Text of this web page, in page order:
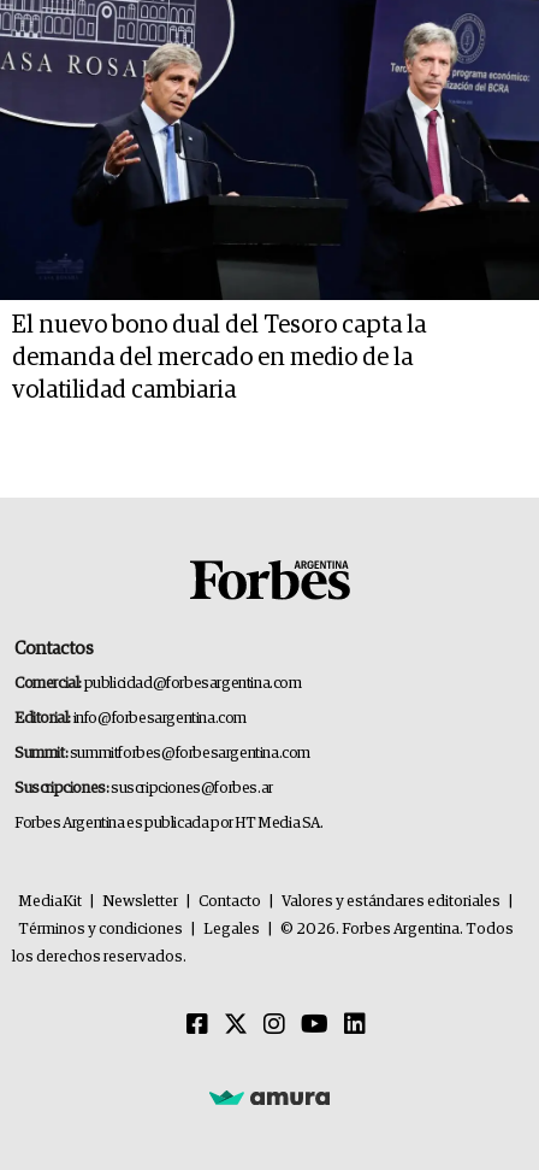
El nuevo bono dual del Tesoro capta la
demanda del mercado en medio de la
volatilidad cambiaria
Contactos
Comercial:publicidad@forbesargentina.com
Editorial:info@forbesargentina.com
Summit:summitforbes@forbesargentina.com
Suscripciones:suscripciones@forbes.ar
Forbes Argentina es publicada por HT Media SA.
MediaKit Newsletter Contacto Valores y estándares editoriales
Términos y condiciones
Legales
© 2026. Forbes Argentina. Todos
los derechos reservados.